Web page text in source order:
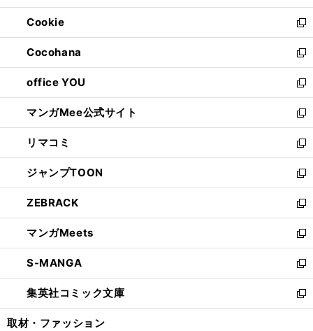
開
く
ウ
で
開
く
ン
ド
ウ
で
開
く
ウ
ィ
ン
ド
ウ
で
開
く
Cookie
新
し
い
ウ
ィ
ン
ド
ウ
で
開
く
Cocohana
新
し
い
ウ
ィ
ン
ド
ウ
で
開
く
office YOU
新
し
い
ウ
ィ
ン
ド
ウ
で
開
く
マンガMee公式サイト
新
し
い
ウ
ィ
ン
ド
ウ
で
開
く
リマコミ
新
し
い
ウ
ィ
ン
ド
ウ
で
開
く
ジャンプTOON
新
し
い
ウ
ィ
ン
ド
ウ
で
開
ZEBRACK
新
し
い
ウ
ィ
ン
ド
ウ
マンガMeets
新
し
い
ウ
ィ
ン
S-MANGA
新
し
い
ウ
集英社コミック文庫
新
し
取材・ファッション